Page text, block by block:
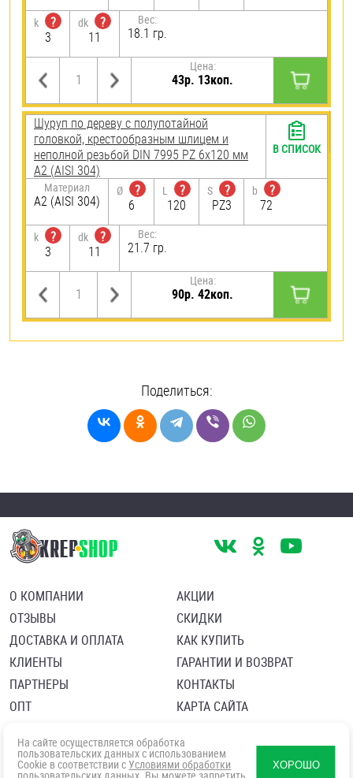
k
?
3
dk
?
11
Вес:
18.1 гр.
Цена:
43р. 13коп.
Шуруп по дереву с полупотайной
головкой, крестообразным шлицем и
неполной резьбой DIN 7995 PZ 6х120 мм
А2 (AISI 304)
Материал
А2 (AISI 304)
Ø
?
6
L
?
120
S
?
PZ3
b
?
72
k
?
3
dk
?
11
Вес:
21.7 гр.
Цена:
90р. 42коп.
В СПИСОК
Поделиться:
О КОМПАНИИ
ОТЗЫВЫ
ДОСТАВКА И ОПЛАТА
КЛИЕНТЫ
ПАРТНЕРЫ
ОПТ
АКЦИИ
СКИДКИ
КАК КУПИТЬ
ГАРАНТИИ И ВОЗВРАТ
КОНТАКТЫ
КАРТА САЙТА
Политика в отношении обработки персональных данных
Согласие посетителя сайта на обработку персональных данны
На сайте осуществляется обработка
пользовательских данных с использованием
Cookie в соответствии с Условиями обработки ХОРОШО